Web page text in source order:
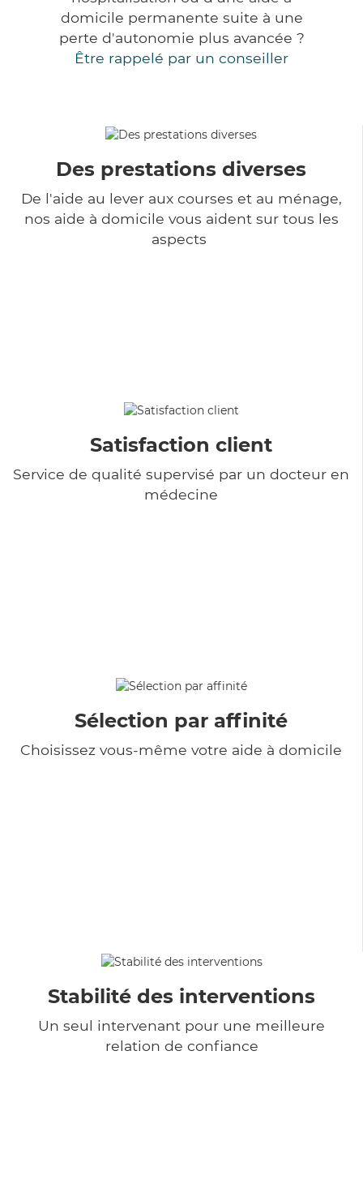
domicile permanente suite à une
perte d'autonomie plus avancée ?
Être rappelé par un conseiller
Des prestations diverses
De l'aide au lever aux courses et au ménage,
nos aide à domicile vous aident sur tous les
aspects
Satisfaction client
Service de qualité supervisé par un docteur en
médecine
Sélection par affinité
Choisissez vous-même votre aide à domicile
Stabilité des interventions
Un seul intervenant pour une meilleure
relation de confiance